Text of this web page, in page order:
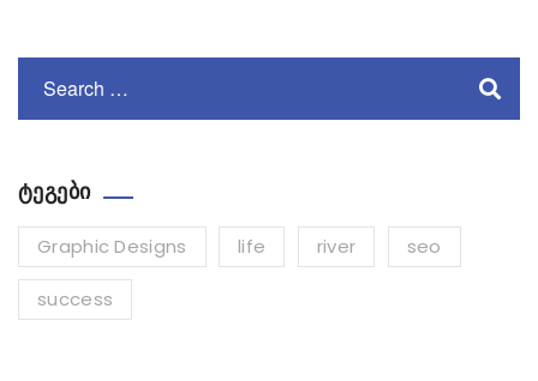
ტეგები
Graphic Designs life river seo
success